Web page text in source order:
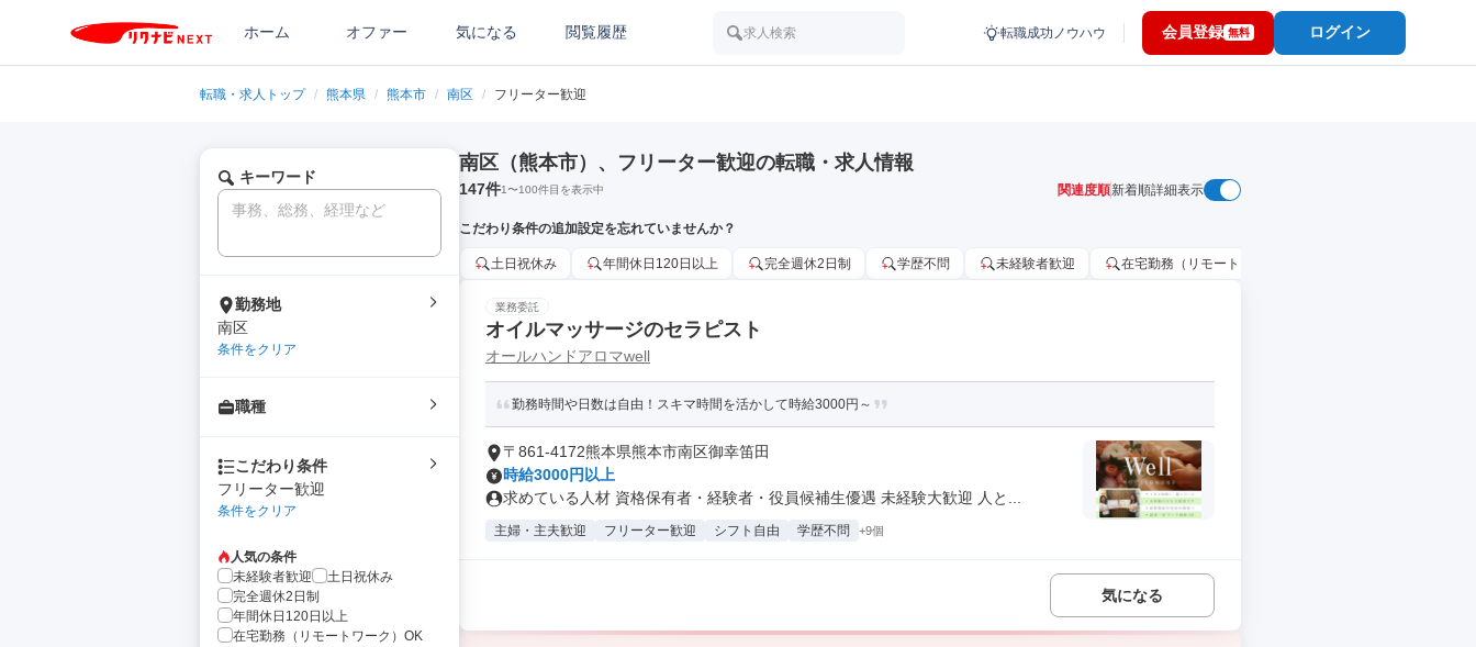
ホーム オファー 気になる 閲覧履歴 求人検索 転職成功ノウハウ 会員登録 無料 ログイン
転職・求人トップ / 熊本県 / 熊本市 / 南区 / フリーター歓迎
キーワード
勤務地
南区
条件をクリア
職種
こだわり条件
フリーター歓迎
条件をクリア
人気の条件
未経験者歓迎
土日祝休み
完全週休2日制
年間休日120日以上
在宅勤務（リモートワーク）OK
南区（熊本市）、フリーター歓迎の転職・求人情報
147件1〜100件目を表示中 関連度順新着順詳細表示
こだわり条件の追加設定を忘れていませんか？
土日祝休み 年間休日120日以上 完全週休2日制 学歴不問 未経験者歓迎 在宅勤務（リモートワーク）OK
業務委託
オイルマッサージのセラピスト
オールハンドアロマwell
勤務時間や日数は自由！スキマ時間を活かして時給3000円～
〒861-4172熊本県熊本市南区御幸笛田
時給3000円以上
求めている人材 資格保有者・経験者・役員候補生優遇 未経験大歓迎 人と...
主婦・主夫歓迎 フリーター歓迎 シフト自由 学歴不問 +9個
気になる